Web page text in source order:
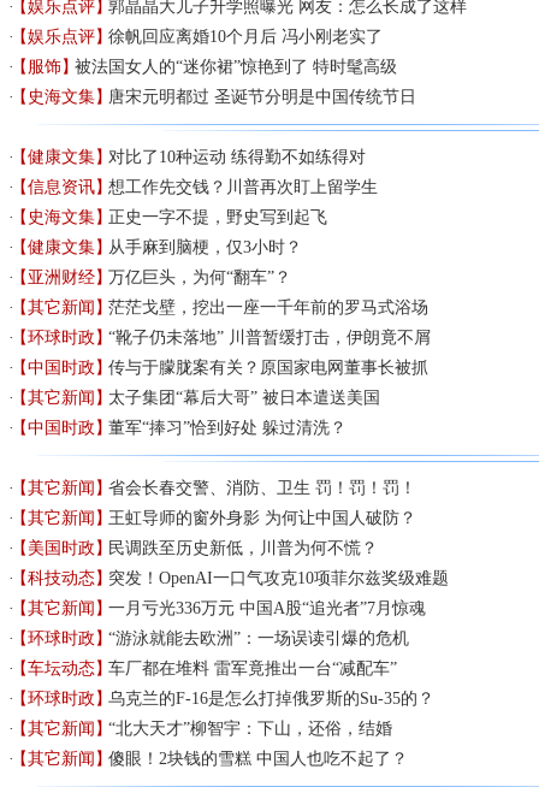
【娱乐点评】郭晶晶大儿子升学照曝光 网友：怎么长成了这样
【娱乐点评】徐帆回应离婚10个月后 冯小刚老实了
【服饰】被法国女人的“迷你裙”惊艳到了 特时髦高级
【史海文集】唐宋元明都过 圣诞节分明是中国传统节日
【健康文集】对比了10种运动 练得勤不如练得对
【信息资讯】想工作先交钱？川普再次盯上留学生
【史海文集】正史一字不提，野史写到起飞
【健康文集】从手麻到脑梗，仅3小时？
【亚洲财经】万亿巨头，为何“翻车”？
【其它新闻】茫茫戈壁，挖出一座一千年前的罗马式浴场
【环球时政】“靴子仍未落地” 川普暂缓打击，伊朗竟不屑
【中国时政】传与于朦胧案有关？原国家电网董事长被抓
【其它新闻】太子集团“幕后大哥” 被日本遣送美国
【中国时政】董军“捧习”恰到好处 躲过清洗？
【其它新闻】省会长春交警、消防、卫生 罚！罚！罚！
【其它新闻】王虹导师的窗外身影 为何让中国人破防？
【美国时政】民调跌至历史新低，川普为何不慌？
【科技动态】突发！OpenAI一口气攻克10项菲尔兹奖级难题
【其它新闻】一月亏光336万元 中国A股“追光者”7月惊魂
【环球时政】“游泳就能去欧洲”：一场误读引爆的危机
【车坛动态】车厂都在堆料 雷军竟推出一台“减配车”
【环球时政】乌克兰的F-16是怎么打掉俄罗斯的Su-35的？
【其它新闻】“北大天才”柳智宇：下山，还俗，结婚
【其它新闻】傻眼！2块钱的雪糕 中国人也吃不起了？